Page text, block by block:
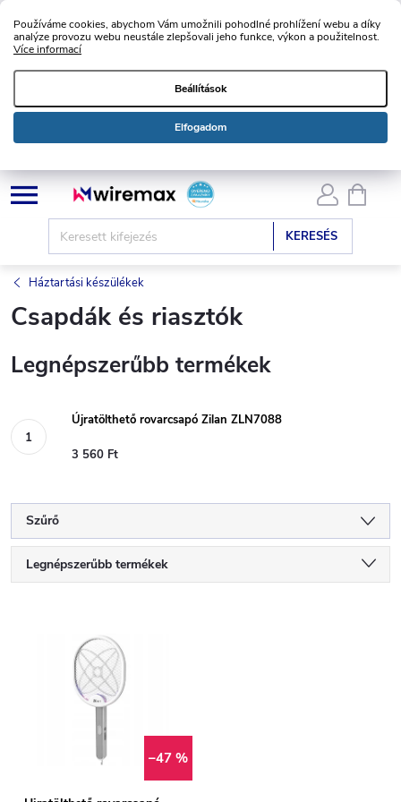
Používáme cookies, abychom Vám umožnili pohodlné prohlížení webu a díky
analýze provozu webu neustále zlepšovali jeho funkce, výkon a použitelnost.
Více informací
Beállítások
Elfogadom
Ugrás
KERESÉS
Háztartási készülékek
Csapdák és riasztók
Legnépszerűbb termékek
Újratölthető rovarcsapó Zilan ZLN7088
3 560 Ft
Szűrő
T
k
Legnépszerűbb termékek
Legdrágább
ABC szerint
–47 %